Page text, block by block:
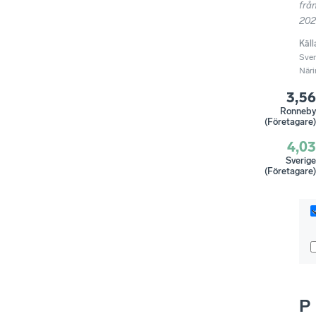
3,56
Ronneby
(Företagare)
4,03
Sverige
(Företagare)
P